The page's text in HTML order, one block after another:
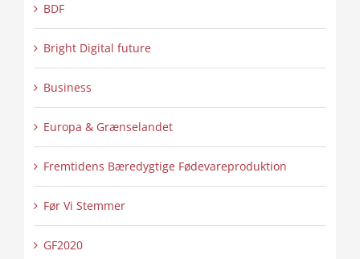
BDF
Bright Digital future
Business
Europa & Grænselandet
Fremtidens Bæredygtige Fødevareproduktion
Før Vi Stemmer
GF2020